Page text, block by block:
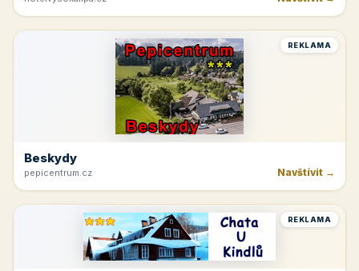
REKLAMA
Beskydy
pepicentrum.cz Navštívit →
REKLAMA